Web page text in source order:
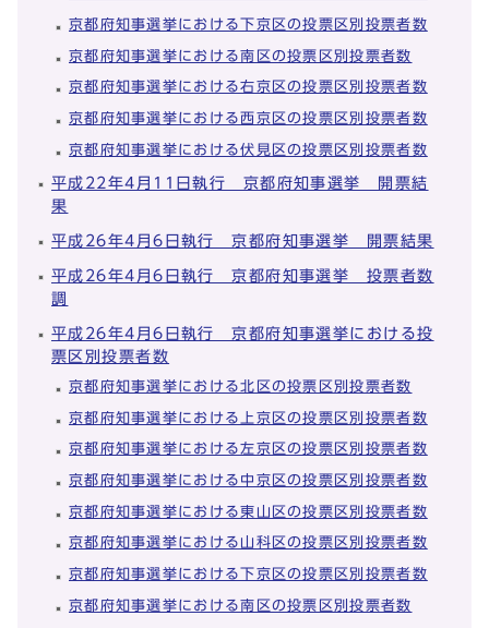
京都府知事選挙における下京区の投票区別投票者数
京都府知事選挙における南区の投票区別投票者数
京都府知事選挙における右京区の投票区別投票者数
京都府知事選挙における西京区の投票区別投票者数
京都府知事選挙における伏見区の投票区別投票者数
平成22年4月11日執行 京都府知事選挙 開票結
果
平成26年4月6日執行 京都府知事選挙 開票結果
平成26年4月6日執行 京都府知事選挙 投票者数
調
平成26年4月6日執行 京都府知事選挙における投
票区別投票者数
京都府知事選挙における北区の投票区別投票者数
京都府知事選挙における上京区の投票区別投票者数
京都府知事選挙における左京区の投票区別投票者数
京都府知事選挙における中京区の投票区別投票者数
京都府知事選挙における東山区の投票区別投票者数
京都府知事選挙における山科区の投票区別投票者数
京都府知事選挙における下京区の投票区別投票者数
京都府知事選挙における南区の投票区別投票者数